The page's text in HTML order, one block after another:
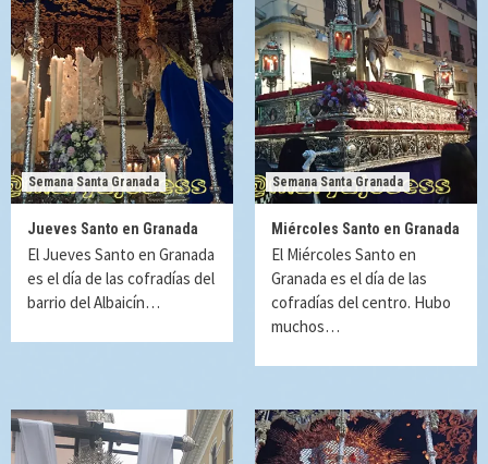
Semana Santa Granada
Jueves Santo en Granada
El Jueves Santo en Granada
es el día de las cofradías del
barrio del Albaicín…
Semana Santa Granada
Miércoles Santo en Granada
El Miércoles Santo en
Granada es el día de las
cofradías del centro. Hubo
muchos…